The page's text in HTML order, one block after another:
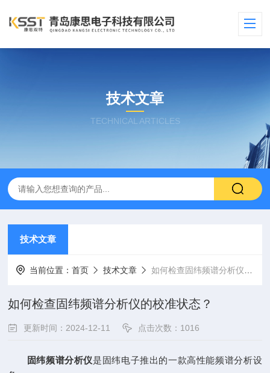
技术文章
TECHNICAL ARTICLES
技术文章
当前位置：首页 技术文章 如何检查固纬频谱分析仪的校准状态？
如何检查固纬频谱分析仪的校准状态？
更新时间：2024-12-11 点击次数：1016
固纬频谱分析仪是固纬电子推出的一款高性能频谱分析设